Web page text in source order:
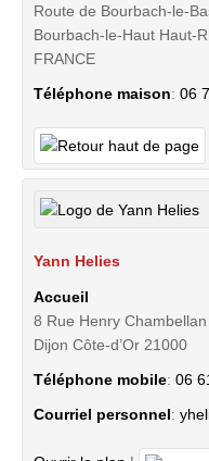
Route de Bourbach-le-
Bourbach-le-Haut Haut-
FRANCE
Téléphone maison: 06
Yann Helies
Accueil
8 Rue Henry Chambellan
Dijon Côte-d’Or 21000
Téléphone mobile: 06
Courriel personnel: